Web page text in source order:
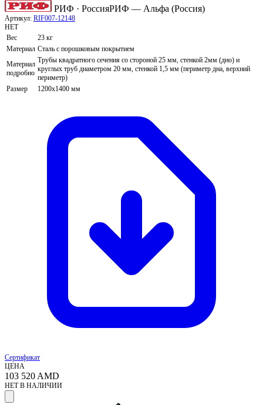
РИФ · РоссияРИФ — Альфа (Россия)
Артикул: RIF007-12148
НЕТ
Вес
23 кг
Материал Сталь с порошковым покрытием
Материал
подробно
Трубы квадратного сечения со стороной 25 мм, стенкой 2мм (дно) и
круглых труб диаметром 20 мм, стенкой 1,5 мм (периметр дна, верхний
периметр)
Размер
1200х1400 мм
Сертификат
ЦЕНА
103 520 AMD
НЕТ В НАЛИЧИИ